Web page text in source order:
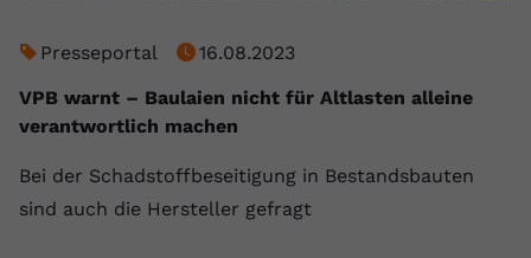
Presseportal
16.08.2023
VPB warnt – Baulaien nicht für Altlasten alleine
verantwortlich machen
Bei der Schadstoffbeseitigung in Bestandsbauten
sind auch die Hersteller gefragt